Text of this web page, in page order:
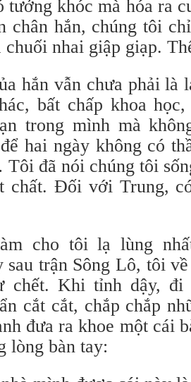
tưởng khóc mà hóa ra
chân hắn, chúng tôi
chuối nhai giập giạp.
hắn vẫn chưa phải là
bất chấp khoa
trong mình mà
hai ngày không có
đã nói chúng tôi
chất. Đối với Trung,
cho tôi lạ lùng
sau trận Sông Lô, tôi
chết. Khi tỉnh dậy, đi
cắt cắt, chắp chắp
đưa ra khoe một cái
lòng bàn tay: